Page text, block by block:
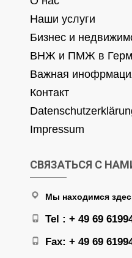
Наши услуги
Бизнес и
ВНЖ и ПМЖ в
Важная
Контакт
Impressum
СВЯЗАТЬСЯ С
Мы находимся
Tel : + 49 69
Fax: + 49 69